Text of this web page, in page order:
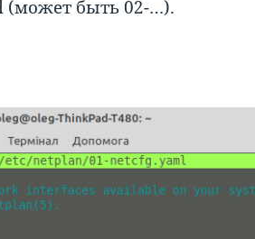
(может быть 02-…).